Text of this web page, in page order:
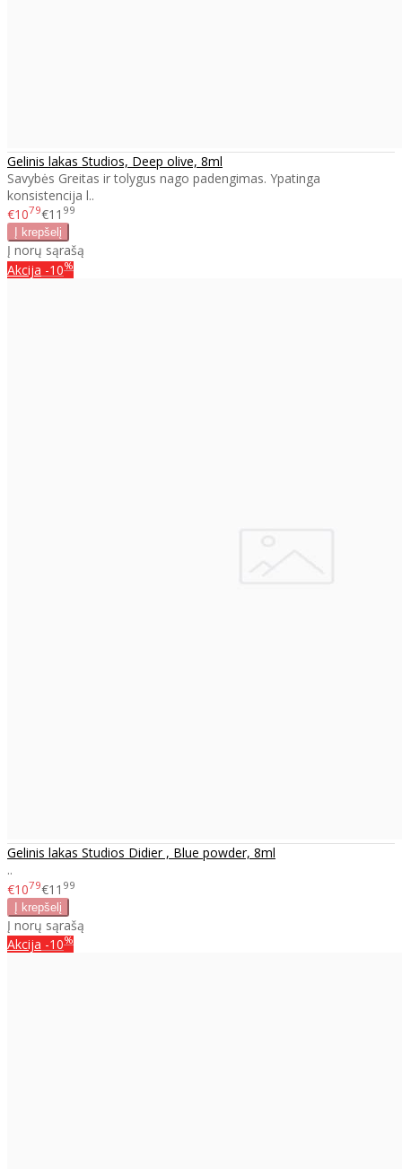
Gelinis lakas Studios, Deep olive, 8ml
Savybės Greitas ir tolygus nago padengimas. Ypatinga
konsistencija l..
€1079€11 99
Į norų sąrašą
Akcija -10%
Gelinis lakas Studios Didier , Blue powder, 8ml
..
€1079€11 99
Į norų sąrašą
Akcija -10%